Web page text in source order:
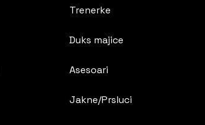
Trenerke
Duks majice
Asesoari
Jakne/Prsluci